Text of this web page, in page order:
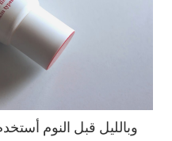
وبالليل قبل النوم